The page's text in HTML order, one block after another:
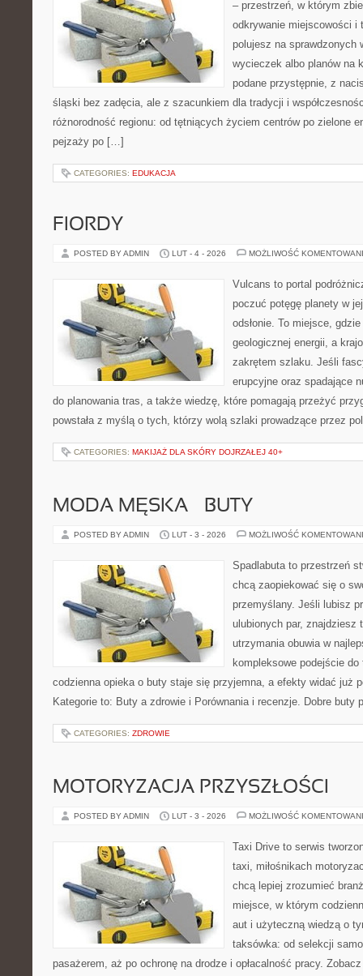
– przestrzeń, w którym
odkrywanie miejscowości i
polujesz na sprawdzonych
wycieczek albo planów na
podane przystępnie, z
śląski bez zadęcia, ale z szacunkiem dla tradycji i
różnorodność regionu: od tętniących życiem centrów po zielone
pejzaży po […]
CATEGORIES: EDUKACJA
FIORDY
POSTED BY ADMIN LUT - 4 - 2026 MOŻLIWOŚĆ
Vulcans to portal
poczuć potęgę planety w
odsłonie. To miejsce,
geologicznej energii, a
zakrętem szlaku. Jeśli
erupcyjne oraz spadające
do planowania tras, a także wiedzę, które pomagają przeżyć
powstała z myślą o tych, którzy wolą szlaki prowadzące przez
CATEGORIES: MAKIJAŻ DLA SKÓRY DOJRZAŁEJ 40+
MODA MĘSKA – BUTY
POSTED BY ADMIN LUT - 3 - 2026 MOŻLIWOŚĆ
Spadlabuta to przestrzeń
chcą zaopiekować się o
przemyślany. Jeśli lubisz
ulubionych par, znajdziesz
utrzymania obuwia w
kompleksowe podejście
codzienna opieka o buty staje się przyjemna, a efekty widać już
Kategorie to: Buty a zdrowie i Porównania i recenzje. Dobre
CATEGORIES: ZDROWIE
MOTORYZACJA PRZYSZŁOŚCI
POSTED BY ADMIN LUT - 3 - 2026 MOŻLIWOŚĆ
Taxi Drive to serwis
taxi, miłośnikach
chcą lepiej zrozumieć
miejsce, w którym
aut i użyteczną wiedzą o
taksówka: od selekcji
pasażerem, aż po ochronę na drodze i opłacalność pracy.